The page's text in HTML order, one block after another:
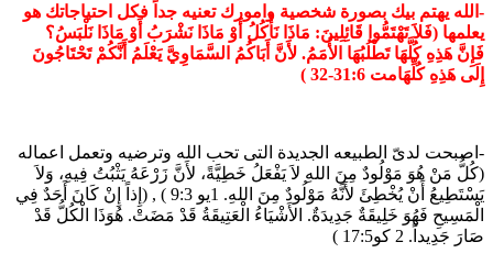
-الله يهتم بيك بصورة شخصية وامورك تعنيه جداً فكل احتياجاتك هو
يعلمها (فَلاَ تَهْتَمُّوا قَائِلِينَ: مَاذَا نَأْكُلُ أَوْ مَاذَا نَشْرَبُ أَوْ مَاذَا نَلْبَسُ؟
فَإِنَّ هَذِهِ كُلَّهَا تَطْلُبُهَا الأُمَمُ. لأَنَّ أَبَاكُمُ السَّمَاوِيَّ يَعْلَمُ أَنَّكُمْ تَحْتَاجُونَ
إِلَى هَذِهِ كُلِّهَامت 31:6-32 )
-اصبحت لدىّ الطبيعه الجديدة التى تحب الله وترضيه وتعمل اعماله
(كُلُّ مَنْ هُوَ مَوْلُودٌ مِنَ اللهِ لاَ يَفْعَلُ خَطِيَّةً، لأَنَّ زَرْعَهُ يَثْبُتُ فِيهِ، وَلاَ
يَسْتَطِيعُ أَنْ يُخْطِئَ لأَنَّهُ مَوْلُودٌ مِنَ اللهِ. 1يو 9:3 ) , (إِذاً إِنْ كَانَ أَحَدٌ فِي
الْمَسِيحِ فَهُوَ خَلِيقَةٌ جَدِيدَةٌ. الأَشْيَاءُ الْعَتِيقَةُ قَدْ مَضَتْ. هُوَذَا الْكُلُّ قَدْ
صَارَ جَدِيداً. 2 كو17:5 )